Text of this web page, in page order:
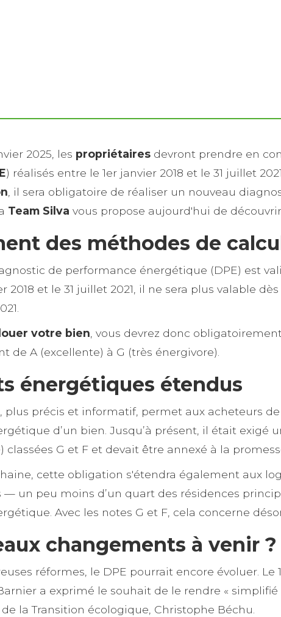
2025, les propriétaires devront prendre en
) réalisés entre le 1er janvier 2018 et le 31 juillet
, il sera obligatoire de réaliser un nouveau
Team Silva vous propose aujourd'hui de
des méthodes de
de performance énergétique (DPE) est
2018 et le 31 juillet 2021, il ne sera plus valable
votre bien , vous devrez donc
de A (excellente) à G (très énergivore).
énergétiques étendus
plus précis et informatif, permet aux acheteurs
d’un bien. Jusqu’à présent, il était exigé
G et F et devait être annexé à la
cette obligation s'étendra également aux
un peu moins d’un quart des résidences
Avec les notes G et F, cela concerne
changements à venir ?
réformes, le DPE pourrait encore évoluer.
a exprimé le souhait de le rendre «
la Transition écologique, Christophe Béchu.